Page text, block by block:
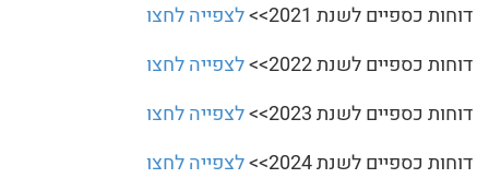
דוחות כספיים לשנת 2021>>
לצפייה לחצו
דוחות כספיים לשנת 2022>>
לצפייה לחצו
דוחות כספיים לשנת 2023>>
לצפייה לחצו
דוחות כספיים לשנת 2024>>
לצפייה לחצו